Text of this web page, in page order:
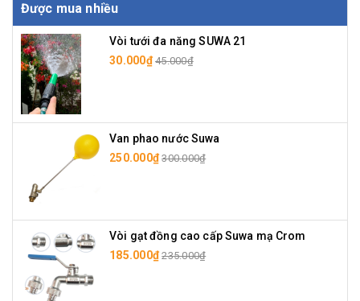
Được mua nhiều
Vòi tưới đa năng SUWA 21
30.000₫ 45.000₫
Van phao nước Suwa
250.000₫ 300.000₫
Vòi gạt đồng cao cấp Suwa mạ Crom
185.000₫ 235.000₫